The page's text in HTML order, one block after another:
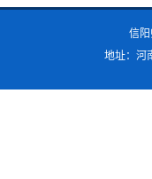
信
地址：河